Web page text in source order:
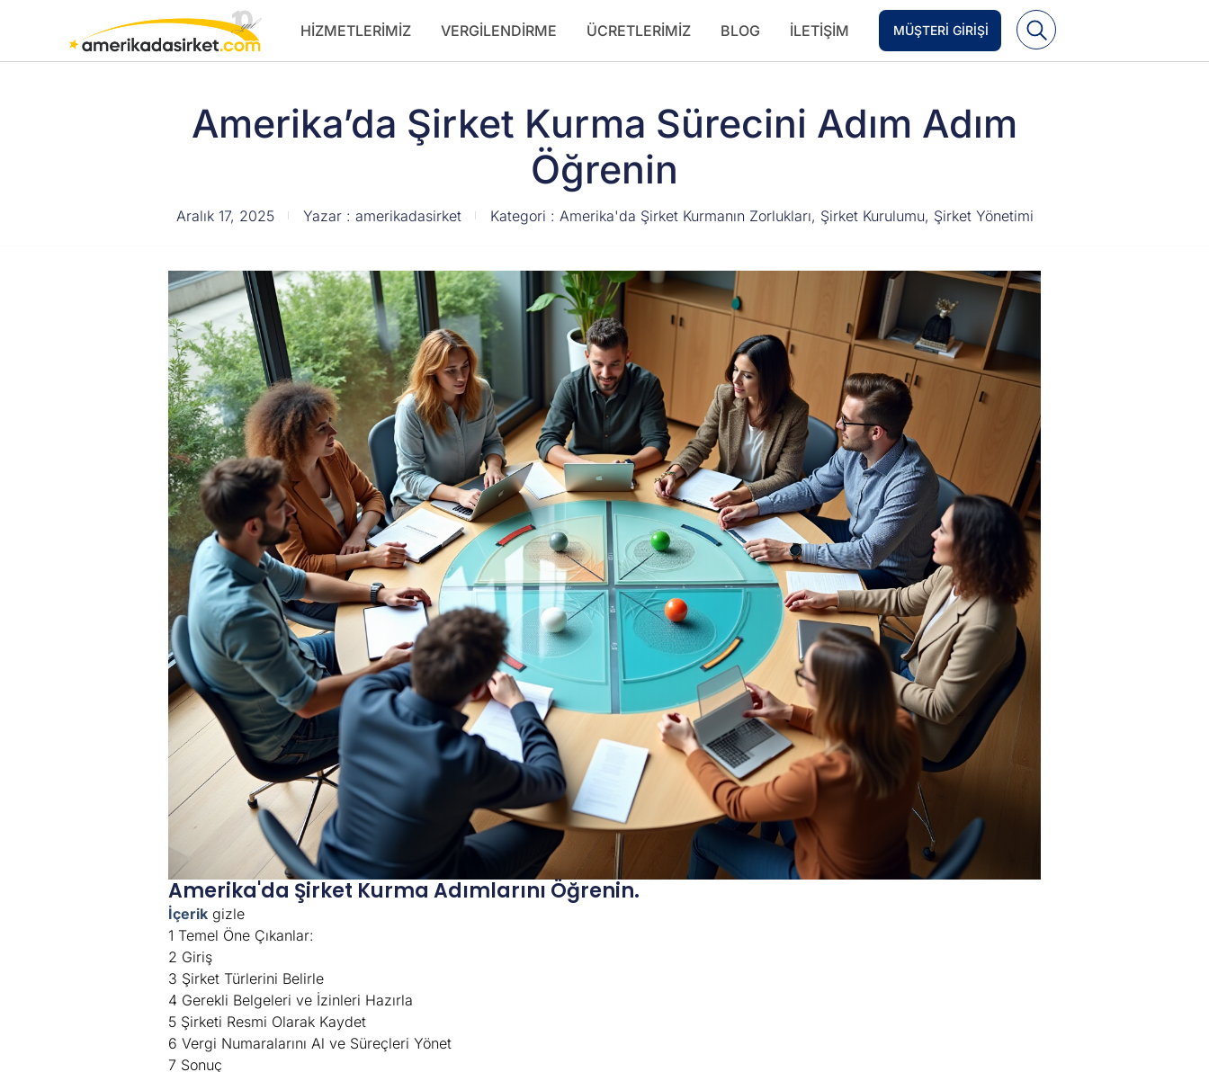
HIZMETLERIMIZ VERGILENDIRME ÜCRETLERIMIZ BLOG İLETIŞIM MÜŞTERI GIRIŞI
Amerika’da Şirket Kurma Sürecini Adım Adım
Öğrenin
Aralık 17, 2025 Yazar : amerikadasirket Kategori : Amerika'da Şirket Kurmanın Zorlukları, Şirket Kurulumu, Şirket Yönetimi
Amerika'da Şirket Kurma Adımlarını Öğrenin.
İçerik gizle
1 Temel Öne Çıkanlar:
2 Giriş
3 Şirket Türlerini Belirle
4 Gerekli Belgeleri ve İzinleri Hazırla
5 Şirketi Resmi Olarak Kaydet
6 Vergi Numaralarını Al ve Süreçleri Yönet
7 Sonuç